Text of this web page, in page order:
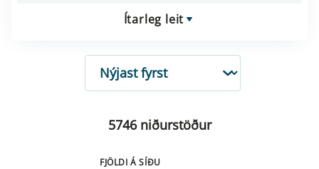
Ítarleg leit
RÖÐUN
5746 niðurstöður
FJÖLDI Á SÍÐU